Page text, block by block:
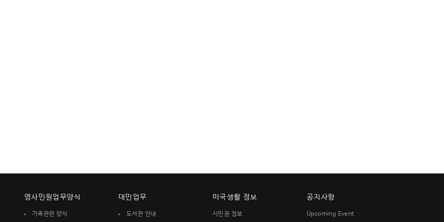
영사민원업무양식
가족관련 양식
대민업무
도서관 안내
미국생활 정보
시민권 정보
공지사항
Upcoming Event